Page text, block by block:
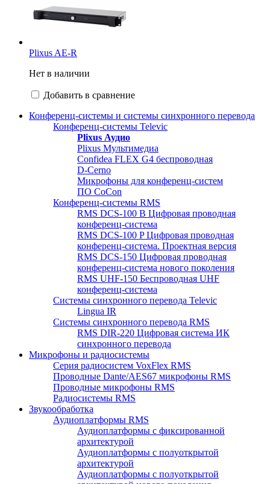
Plixus AE-R
Нет в наличии
Добавить в сравнение
Конференц-системы и системы синхронного перевода
Конференц-системы Televic
Plixus Аудио
Plixus Мультимедиа
Confidea FLEX G4 беспроводная
D-Cerno
Микрофоны для конференц-систем
ПО CoCon
Конференц-системы RMS
RMS DCS-100 B Цифровая проводная
конференц-система
RMS DCS-100 P Цифровая проводная
конференц-система. Проектная версия
RMS DCS-150 Цифровая проводная
конференц-система нового поколения
RMS UHF-150 Беспроводная UHF
конференц-система
Системы синхронного перевода Televic
Lingua IR
Системы синхронного перевода RMS
RMS DIR-220 Цифровая система ИК
синхронного перевода
Микрофоны и радиосистемы
Серия радиосистем VoxFlex RMS
Проводные Dante/AES67 микрофоны RMS
Проводные микрофоны RMS
Радиосистемы RMS
Звукообработка
Аудиоплатформы RMS
Аудиоплатформы с фиксированной
архитектурой
Аудиоплатформы с полуоткрытой
архитектурой
Аудиоплатформы с полуоткрытой